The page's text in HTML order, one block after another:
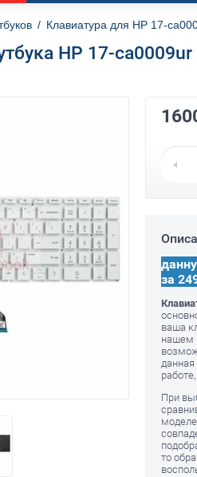
Клавиатура для ноутбука HP
17-ca0000
1280.00руб.
/ Клавиатура для HP 17-
HP 17-
за
ваша
нашем
данная
При
то